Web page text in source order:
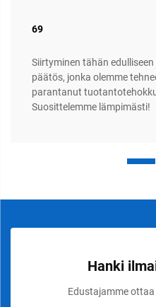
69
Siirtyminen tähän
päätös, jonka olemme
parantanut
Suosittelemme lämpimästi!
Hanki
Edustajamme